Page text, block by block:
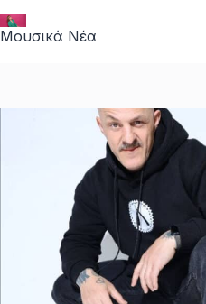
στο
περιεχόμενο
Μουσικά Νέα